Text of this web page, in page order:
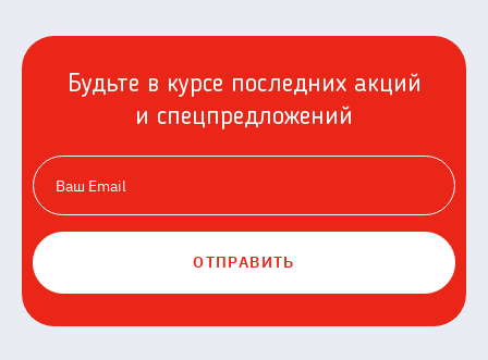
Будьте в курсе последних акций
и спецпредложений
ОТПРАВИТЬ